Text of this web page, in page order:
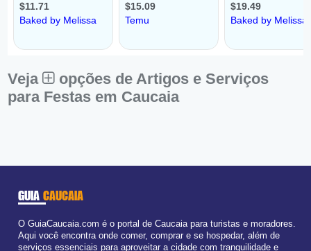
Veja
opções de Artigos e Serviços
para Festas em Caucaia
GUIA CAUCAIA
O GuiaCaucaia.com é o portal de Caucaia para turistas e moradores.
Aqui você encontra onde comer, comprar e se hospedar, além de
serviços essenciais para aproveitar a cidade com tranquilidade e